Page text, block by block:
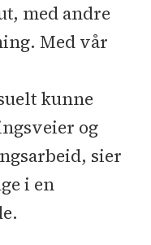
med andre
Med vår
kunne
og
sier
i en